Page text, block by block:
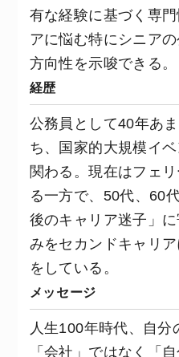
有な経験に基づく専
アに悩む特にシニア
方向性を示唆できる。
経歴
公務員として40年あ
ち、国家的大規模イ
関わる。現在はフェ
る一方で、50代、60
後のキャリア迷子」
みをセカンドキャリ
をしている。
メッセージ
人生100年時代、自分
「会社」ではなく「